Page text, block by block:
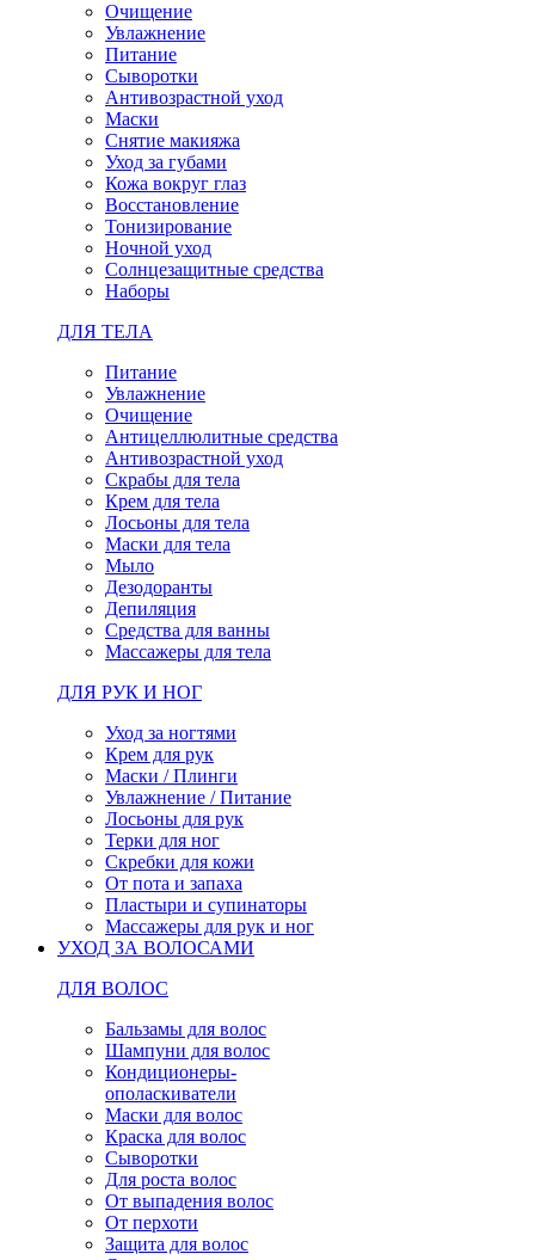
Очищение
Увлажнение
Питание
Сыворотки
Антивозрастной уход
Маски
Снятие макияжа
Уход за губами
Кожа вокруг глаз
Восстановление
Тонизирование
Ночной уход
Солнцезащитные средства
Наборы
ДЛЯ ТЕЛА
Питание
Увлажнение
Очищение
Антицеллюлитные средства
Антивозрастной уход
Скрабы для тела
Крем для тела
Лосьоны для тела
Маски для тела
Мыло
Дезодоранты
Депиляция
Средства для ванны
Массажеры для тела
ДЛЯ РУК И НОГ
Уход за ногтями
Крем для рук
Маски / Плинги
Увлажнение / Питание
Лосьоны для рук
Терки для ног
Скребки для кожи
От пота и запаха
Пластыри и супинаторы
Массажеры для рук и ног
УХОД ЗА ВОЛОСАМИ
ДЛЯ ВОЛОС
Бальзамы для волос
Шампуни для волос
Кондиционеры-
ополаскиватели
Маски для волос
Краска для волос
Сыворотки
Для роста волос
От выпадения волос
От перхоти
Защита для волос